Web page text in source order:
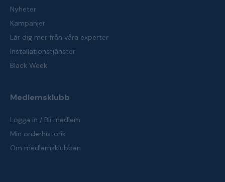
Nyheter
Kampanjer
Lär dig mer från våra experter
Installationstjänster
Black Week
Medlemsklubb
Logga in / Bli medlem
Min orderhistorik
Om medlemsklubben